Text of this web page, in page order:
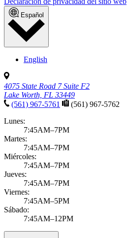
Español
English
4075 State Road 7 Suite F2
Lake Worth, FL 33449
(561) 967-5761
(561) 967-5762
Lunes:
7:45AM–7PM
Martes:
7:45AM–7PM
Miércoles:
7:45AM–7PM
Jueves:
7:45AM–7PM
Viernes:
7:45AM–5PM
Sábado:
7:45AM–12PM